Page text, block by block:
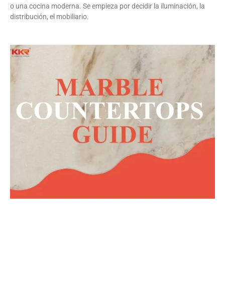
o una cocina moderna. Se empieza por decidir la iluminación, la
distribución, el mobiliario.